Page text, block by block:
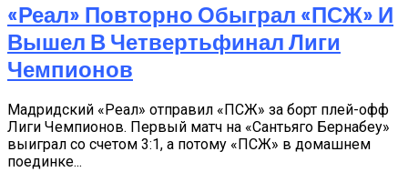
«Реал» Повторно Обыграл «ПСЖ» И
Вышел В Четвертьфинал Лиги
Чемпионов
Мадридский «Реал» отправил «ПСЖ» за борт плей-офф
Лиги Чемпионов. Первый матч на «Сантьяго Бернабеу»
выиграл со счетом 3:1, а потому «ПСЖ» в домашнем
поединке...